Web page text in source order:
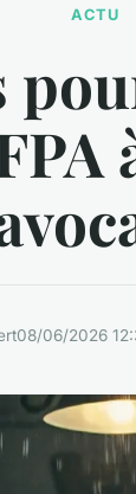
ACTU
08/06/2026